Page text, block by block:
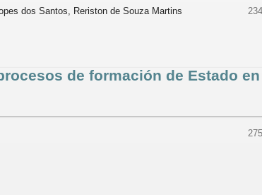
dos Santos, Reriston de Souza Martins
de formación de Estado en